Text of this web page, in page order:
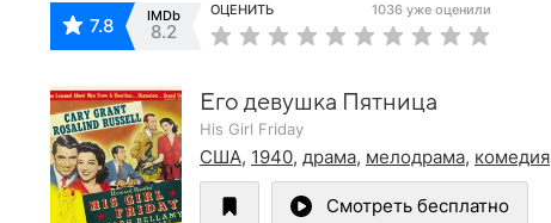
7.8 IMDb
8.2
ОЦЕНИТЬ 1036 уже оценили
Его девушка Пятница
His Girl Friday
США, 1940, драма, мелодрама, комедия
Смотреть бесплатно